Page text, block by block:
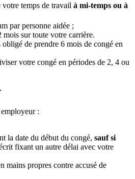
votre temps de travail à mi-temps ou à
par personne aidée ;
mois sur toute votre carrière.
obligé de prendre 6 mois de congé en
votre congé en périodes de 2, 4 ou
:
la date du début du congé, sauf si
fixant un autre délai avec votre
mains propres contre accusé de